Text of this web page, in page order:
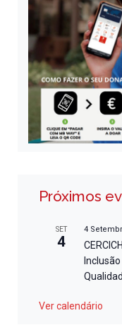
Próximos
SET
4
4
Ver calendário